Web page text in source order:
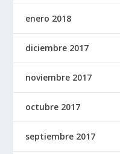
enero 2018
diciembre 2017
noviembre 2017
octubre 2017
septiembre 2017